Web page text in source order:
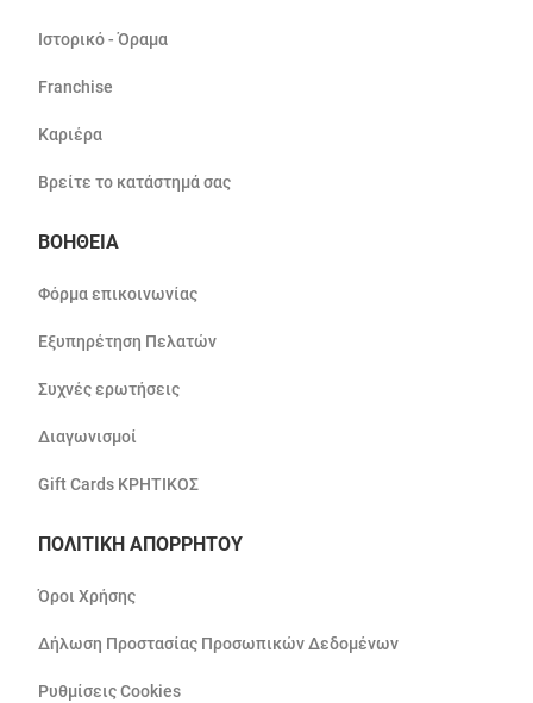
Ιστορικό - Όραμα
Franchise
Καριέρα
Βρείτε το κατάστημά σας
ΒΟΗΘΕΙΑ
Φόρμα επικοινωνίας
Εξυπηρέτηση Πελατών
Συχνές ερωτήσεις
Διαγωνισμοί
Gift Cards ΚΡΗΤΙΚΟΣ
ΠΟΛΙΤΙΚΗ ΑΠΟΡΡΗΤΟΥ
Όροι Χρήσης
Δήλωση Προστασίας Προσωπικών Δεδομένων
Ρυθμίσεις Cookies